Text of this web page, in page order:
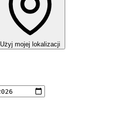
Użyj mojej lokalizacji